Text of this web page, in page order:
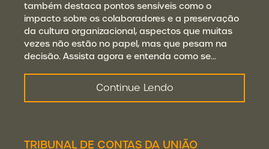
também destaca pontos sensíveis como o
impacto sobre os colaboradores e a preservação
da cultura organizacional, aspectos que muitas
vezes não estão no papel, mas que pesam na
decisão. Assista agora e entenda como se…
Continue Lendo
TRIBUNAL DE CONTAS DA UNIÃO